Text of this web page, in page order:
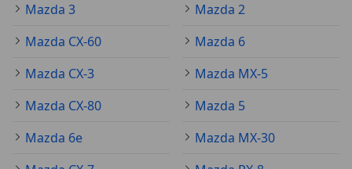
Mazda 3
Mazda 2
Mazda CX-60
Mazda 6
Mazda CX-3
Mazda MX-5
Mazda CX-80
Mazda 5
Mazda 6e
Mazda MX-30